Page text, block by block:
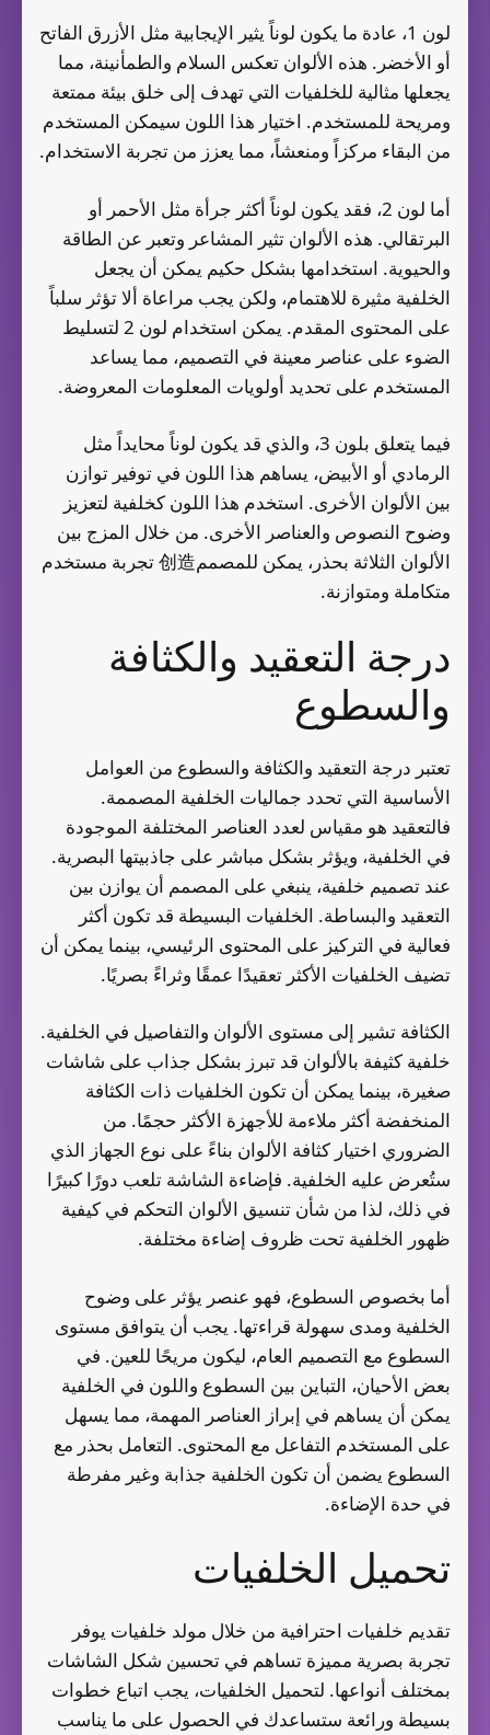
لون 1، عادة ما يكون لوناً يثير الإيجابية مثل الأزرق الفاتح
أو الأخضر. هذه الألوان تعكس السلام والطمأنينة، مما
يجعلها مثالية للخلفيات التي تهدف إلى خلق بيئة ممتعة
ومريحة للمستخدم. اختيار هذا اللون سيمكن المستخدم
من البقاء مركزاً ومنعشاً، مما يعزز من تجربة الاستخدام.
أما لون 2، فقد يكون لوناً أكثر جرأة مثل الأحمر أو
البرتقالي. هذه الألوان تثير المشاعر وتعبر عن الطاقة
والحيوية. استخدامها بشكل حكيم يمكن أن يجعل
الخلفية مثيرة للاهتمام، ولكن يجب مراعاة ألا تؤثر سلباً
على المحتوى المقدم. يمكن استخدام لون 2 لتسليط
الضوء على عناصر معينة في التصميم، مما يساعد
المستخدم على تحديد أولويات المعلومات المعروضة.
فيما يتعلق بلون 3، والذي قد يكون لوناً محايداً مثل
الرمادي أو الأبيض، يساهم هذا اللون في توفير توازن
بين الألوان الأخرى. استخدم هذا اللون كخلفية لتعزيز
وضوح النصوص والعناصر الأخرى. من خلال المزج بين
الألوان الثلاثة بحذر، يمكن للمصمم创造 تجربة مستخدم
متكاملة ومتوازنة.
درجة التعقيد والكثافة
والسطوع
تعتبر درجة التعقيد والكثافة والسطوع من العوامل
الأساسية التي تحدد جماليات الخلفية المصممة.
فالتعقيد هو مقياس لعدد العناصر المختلفة الموجودة
في الخلفية، ويؤثر بشكل مباشر على جاذبيتها البصرية.
عند تصميم خلفية، ينبغي على المصمم أن يوازن بين
التعقيد والبساطة. الخلفيات البسيطة قد تكون أكثر
فعالية في التركيز على المحتوى الرئيسي، بينما يمكن أن
تضيف الخلفيات الأكثر تعقيدًا عمقًا وثراءً بصريًا.
الكثافة تشير إلى مستوى الألوان والتفاصيل في الخلفية.
خلفية كثيفة بالألوان قد تبرز بشكل جذاب على شاشات
صغيرة، بينما يمكن أن تكون الخلفيات ذات الكثافة
المنخفضة أكثر ملاءمة للأجهزة الأكثر حجمًا. من
الضروري اختيار كثافة الألوان بناءً على نوع الجهاز الذي
ستُعرض عليه الخلفية. فإضاءة الشاشة تلعب دورًا كبيرًا
في ذلك، لذا من شأن تنسيق الألوان التحكم في كيفية
ظهور الخلفية تحت ظروف إضاءة مختلفة.
أما بخصوص السطوع، فهو عنصر يؤثر على وضوح
الخلفية ومدى سهولة قراءتها. يجب أن يتوافق مستوى
السطوع مع التصميم العام، ليكون مريحًا للعين. في
بعض الأحيان، التباين بين السطوع واللون في الخلفية
يمكن أن يساهم في إبراز العناصر المهمة، مما يسهل
على المستخدم التفاعل مع المحتوى. التعامل بحذر مع
السطوع يضمن أن تكون الخلفية جذابة وغير مفرطة
في حدة الإضاءة.
تحميل الخلفيات
تقديم خلفيات احترافية من خلال مولد خلفيات يوفر
تجربة بصرية مميزة تساهم في تحسين شكل الشاشات
بمختلف أنواعها. لتحميل الخلفيات، يجب اتباع خطوات
بسيطة ورائعة ستساعدك في الحصول على ما يناسب